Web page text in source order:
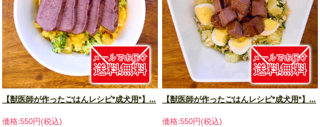
【獣医師が作ったごはんレシピ*成犬用*】...
価格:550円(税込)
【獣医師が作ったごはんレシピ*成犬用*】...
価格:550円(税込)